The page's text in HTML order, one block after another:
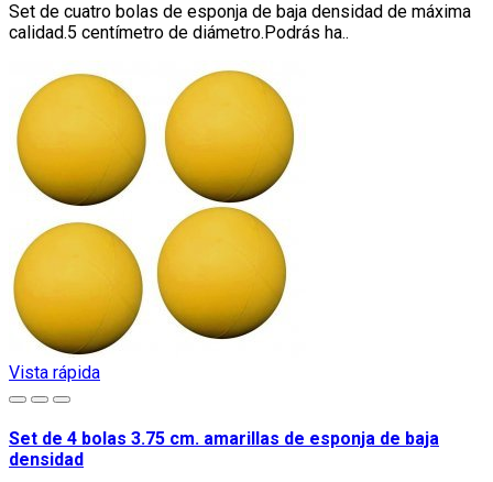
Set de cuatro bolas de esponja de baja densidad de máxima
calidad.5 centímetro de diámetro.Podrás ha..
Vista rápida
Set de 4 bolas 3.75 cm. amarillas de esponja de baja
densidad